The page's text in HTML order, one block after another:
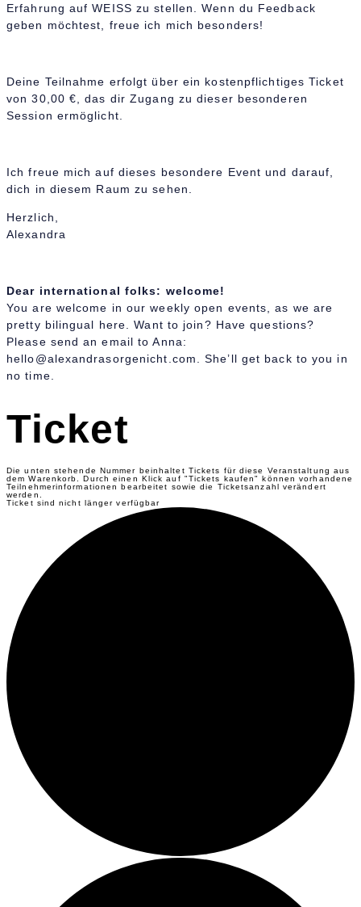
Erfahrung auf WEISS zu stellen. Wenn du Feedback
geben möchtest, freue ich mich besonders!
Deine Teilnahme erfolgt über ein kostenpflichtiges Ticket
von 30,00 €, das dir Zugang zu dieser besonderen
Session ermöglicht.
Ich freue mich auf dieses besondere Event und darauf,
dich in diesem Raum zu sehen.
Herzlich,
Alexandra
Dear international folks: welcome!
You are welcome in our weekly open events, as we are
pretty bilingual here. Want to join? Have questions?
Please send an email to Anna:
hello@alexandrasorgenicht.com. She’ll get back to you in
no time.
Ticket
Die unten stehende Nummer beinhaltet Tickets für diese Veranstaltung aus
dem Warenkorb. Durch einen Klick auf "Tickets kaufen" können vorhandene
Teilnehmerinformationen bearbeitet sowie die Ticketsanzahl verändert
werden.
Ticket sind nicht länger verfügbar